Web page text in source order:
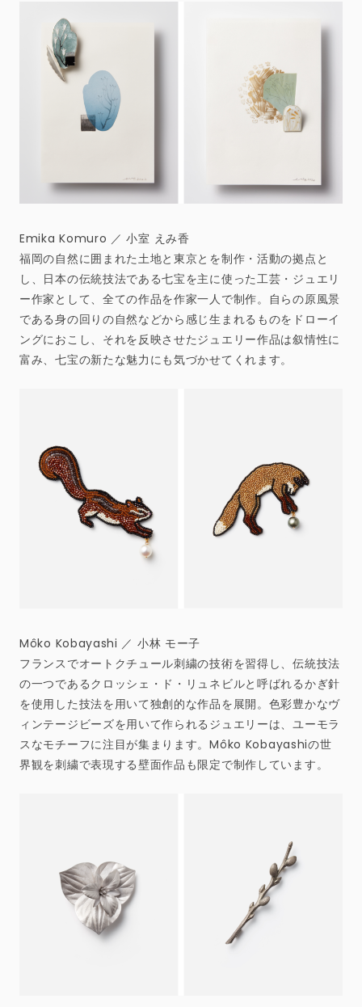
Emika Komuro ／ 小室 えみ香
福岡の自然に囲まれた土地と東京とを制作・活動の拠点と
し、日本の伝統技法である七宝を主に使った工芸・ジュエリ
ー作家として、全ての作品を作家一人で制作。自らの原風景
である身の回りの自然などから感じ生まれるものをドローイ
ングにおこし、それを反映させたジュエリー作品は叙情性に
富み、七宝の新たな魅力にも気づかせてくれます。
Môko Kobayashi ／ 小林 モー子
フランスでオートクチュール刺繍の技術を習得し、伝統技法
の一つであるクロッシェ・ド・リュネビルと呼ばれるかぎ針
を使用した技法を用いて独創的な作品を展開。色彩豊かなヴ
ィンテージビーズを用いて作られるジュエリーは、ユーモラ
スなモチーフに注目が集まります。Môko Kobayashiの世
界観を刺繍で表現する壁面作品も限定で制作しています。